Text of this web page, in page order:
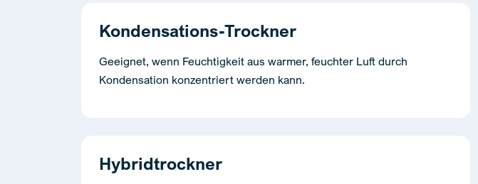
Kondensations-Trockner
Geeignet, wenn Feuchtigkeit aus warmer, feuchter Luft durch
Kondensation konzentriert werden kann.
Hybridtrockner